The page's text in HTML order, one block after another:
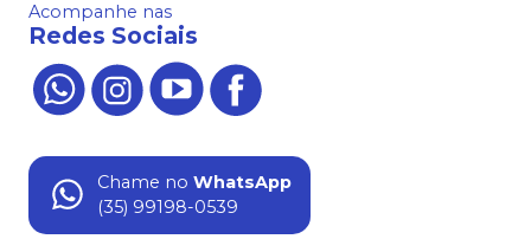
Acompanhe nas
Redes Sociais
Chame no WhatsApp
(35) 99198-0539